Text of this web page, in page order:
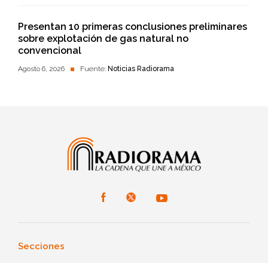
Presentan 10 primeras conclusiones preliminares
sobre explotación de gas natural no
convencional
Agosto 6, 2026 Fuente: Noticias Radiorama
Secciones